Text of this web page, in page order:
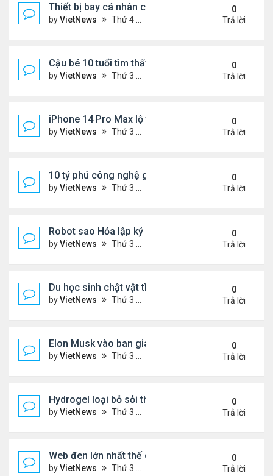
Thiết bị bay cá nhân có thể chở 90 kg
byVietNews Thứ 4 Tháng 4 06, 2022 8:52 am
0
Trả lời
Cậu bé 10 tuổi tìm thấy con dấu cổ trị giá 5.000
byVietNews Thứ 3 Tháng 4 05, 2022 8:56 pm
0
Trả lời
iPhone 14 Pro Max lộ thông số thiết kế và camera
byVietNews Thứ 3 Tháng 4 05, 2022 8:54 pm
0
Trả lời
10 tỷ phú công nghệ giàu nhất thế giới
byVietNews Thứ 3 Tháng 4 05, 2022 8:51 pm
0
Trả lời
Robot sao Hỏa lập kỷ lục về quãng đường di
byVietNews Thứ 3 Tháng 4 05, 2022 8:48 pm
0
Trả lời
Du học sinh chật vật tìm việc khi về nước
byVietNews Thứ 3 Tháng 4 05, 2022 5:52 pm
0
Trả lời
Elon Musk vào ban giám đốc Twitter
byVietNews Thứ 3 Tháng 4 05, 2022 5:50 pm
0
Trả lời
Hydrogel loại bỏ sỏi thận trong cơ thể
byVietNews Thứ 3 Tháng 4 05, 2022 5:46 pm
0
Trả lời
Web đen lớn nhất thế giới bị đánh sập
byVietNews Thứ 3 Tháng 4 05, 2022 5:45 pm
0
Trả lời